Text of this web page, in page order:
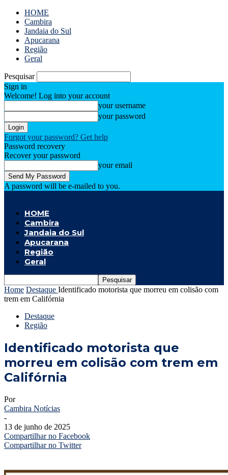
HOME
Cambira
Jandaia do Sul
Apucarana
Região
Geral
Pesquisar
Sign in
Welcome! Log into your account
your username
your password
Forgot your password? Get help
Password recovery
Recover your password
your email
A password will be e-mailed to you.
HOME
Cambira
Jandaia do Sul
Apucarana
Região
Geral
Home Destaque Identificado motorista que morreu em colisão com
trem em Califórnia
Destaque
Região
Identificado motorista que
morreu em colisão com trem em
Califórnia
Por
Cambira Notícias
-
13 de junho de 2025
Compartilhar no Facebook
Compartilhar no Twitter